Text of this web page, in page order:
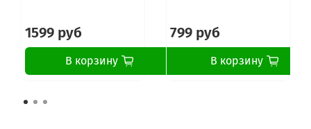
1599 руб
В корзину
799 руб
В корзину